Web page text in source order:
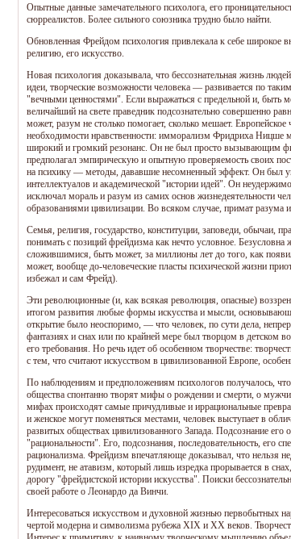
Опытные данные замечательного психолога, его
сюрреалистов. Более сильного союзника трудно было найти.
Обновленная Фрейдом психология привлекала к себе широкое
религию, его искусство.
Новая психология доказывала, что бессознательная жизнь
идеи, творческие возможности человека — развивается по
"вечными ценностями". Если выражаться с предельной и,
величайший на свете праведник подсознательно совершенно
может, разум не столько помогает, сколько мешает.
необходимости нравственности: имморализм Фридриха Ницше
широкий и громкий резонанс. Он не был просто вызывающим
предполагал эмпирическую и опытную проверяемость своих
на психику — методы, дававшие несомненный эффект. Он был
интеллектуалов и академической "истории идей". Он
исключал мораль и разум из самих основ жизнедеятельности
образованиями цивилизации. Во всяком случае, примат разума
Семья, религия, государство, конституции, заповеди, обычаи,
понимать с позиций фрейдизма как нечто условное.
сложившимися, быть может, за миллионы лет до того, как
может, вообще до-человеческие пласты психической жизни
избежал и сам Фрейд).
Эти революционные (и, как всякая революция, опасные)
итогом развития любые формы искусства и мысли,
открытие было неоспоримо, — что человек, по сути дела,
фантазиях и снах или по крайней мере был творцом в детском
его требования. Но речь идет об особенном творчестве:
с тем, что считают искусством в цивилизованной Европе,
По наблюдениям и предположениям психологов получалось,
общества спонтанно творят мифы о рождении и смерти, о
мифах происходят самые причудливые и иррациональные
и женское могут поменяться местами, человек выступает в
развитых обществах цивилизованного Запада. Подсознание
"рациональности". Его, подсознания, последовательность, его
рационализма. Фрейдизм впечатляюще доказывал, что нельзя
рудимент, не атавизм, который лишь изредка прорывается в
дорогу "фрейдистской истории искусства". Поиски
своей работе о Леонардо да Винчи.
Интересоваться искусством и духовной жизнью первобытных
чертой модерна и символизма рубежа XIX и XX веков.